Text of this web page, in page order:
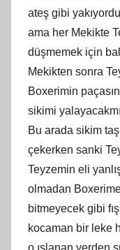
ateş gibi
ama her Mekikte
düşmemek için
Mekikten sonra
Boxerimin
sikimi
Bu arada sikim
çekerken sanki
Teyzemin eli
olmadan
bitmeyecek gibi
kocaman bir leke
o ıslanan yerden